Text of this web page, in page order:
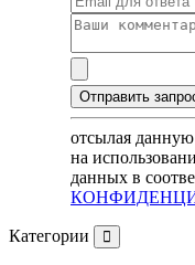
отсылая
на
данных в
Категории